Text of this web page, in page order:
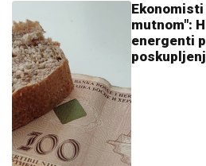
mutnom":
energenti